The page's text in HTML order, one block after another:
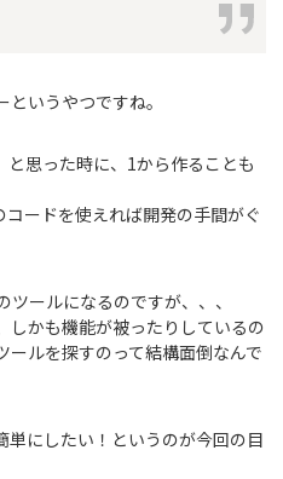
いうやつですね。
思った時に、1から作ることも
ードを使えれば開発の手間がぐ
ールになるのですが、、、
しかも機能が被ったりしているの
ールを探すのって結構面倒なんで
単にしたい！というのが今回の目